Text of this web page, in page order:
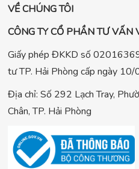
VỀ CHÚNG TÔI
CÔNG TY CỔ PHẦN TƯ VẤN
Giấy phép ĐKKD số
tư TP. Hải Phòng cấp ngày
Địa chỉ: Số 292 Lạch Tray,
Chân, TP. Hải Phòng